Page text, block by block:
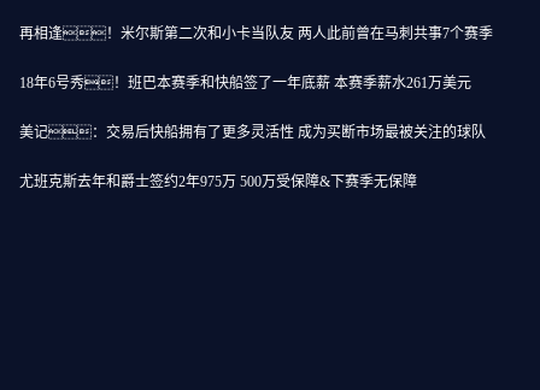
再相逢！米尔斯第二次和小卡当队友 两人此前曾在马刺共事7个赛季
18年6号秀！班巴本赛季和快船签了一年底薪 本赛季薪水261万美元
美记：交易后快船拥有了更多灵活性 成为买断市场最被关注的球队
尤班克斯去年和爵士签约2年975万 500万受保障&下赛季无保障